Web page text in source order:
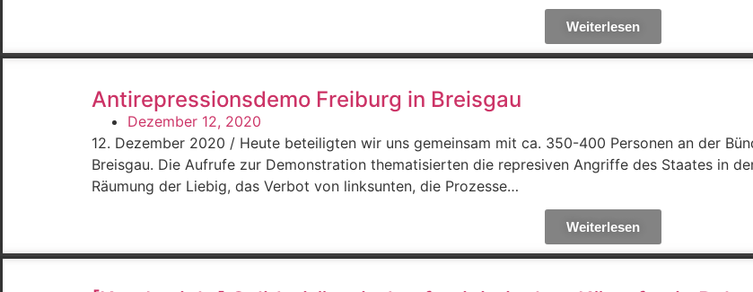
Weiterlesen
Antirepressionsdemo Freiburg in Breisgau
Dezember 12, 2020
12. Dezember 2020 / Heute beteiligten wir uns gemeinsam mit ca. 350-400 Personen an der
Breisgau. Die Aufrufe zur Demonstration thematisierten die represiven Angriffe des Staates in
Räumung der Liebig, das Verbot von linksunten, die Prozesse…
Weiterlesen